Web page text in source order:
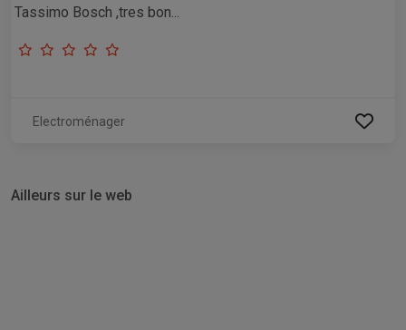
Tassimo Bosch ,tres bon...
Electroménager
Ailleurs sur le web